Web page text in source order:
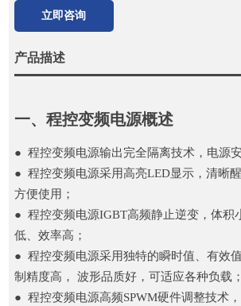
立即咨询
产品描述
一、程控变频电源概述
● 程控变频电源输出完全隔离技术，电源
● 程控变频电源采用高亮LED显示，清晰
方便使用；
● 程控变频电源IGBT高频静止逆变，体积
低、效率高；
● 程控变频电源采用独特的瞬时值、有效
制精度高， 波形品质好，可适应各种负载；
● 程控变频电源高频SPWM硬件调整技术